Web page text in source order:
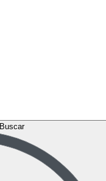
Buscar